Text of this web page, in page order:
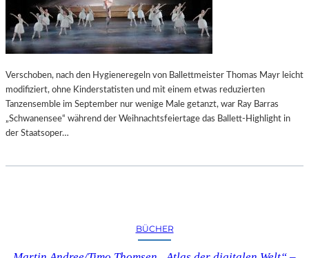
Verschoben, nach den Hygieneregeln von Ballettmeister Thomas Mayr leicht
modifiziert, ohne Kinderstatisten und mit einem etwas reduzierten
Tanzensemble im September nur wenige Male getanzt, war Ray Barras
„Schwanensee“ während der Weihnachtsfeiertage das Ballett-Highlight in
der Staatsoper…
BÜCHER